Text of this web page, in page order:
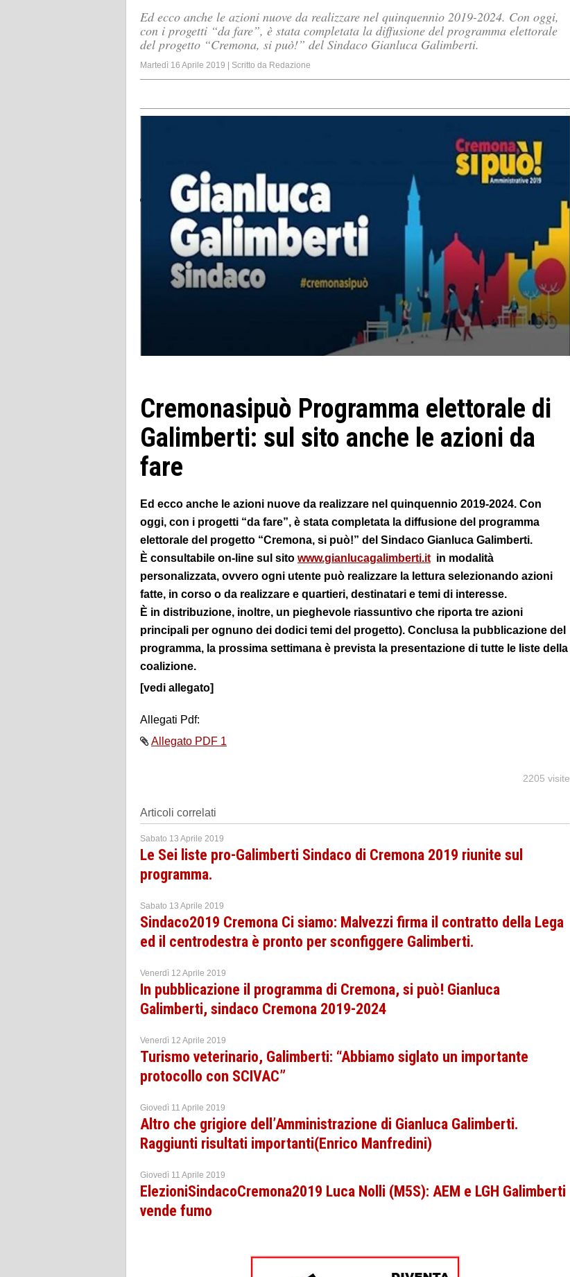
Ed ecco anche le azioni nuove da realizzare nel quinquennio 2019-2024. Con oggi,
con i progetti “da fare”, è stata completata la diffusione del programma elettorale
del progetto “Cremona, si può!” del Sindaco Gianluca Galimberti.
Martedì 16 Aprile 2019 | Scritto da Redazione
Cremonasipuò Programma elettorale di
Galimberti: sul sito anche le azioni da
fare
Ed ecco anche le azioni nuove da realizzare nel quinquennio 2019-2024. Con
oggi, con i progetti “da fare”, è stata completata la diffusione del programma
elettorale del progetto “Cremona, si può!” del Sindaco Gianluca Galimberti.
È consultabile on-line sul sito www.gianlucagalimberti.it in modalità
personalizzata, ovvero ogni utente può realizzare la lettura selezionando azioni
fatte, in corso o da realizzare e quartieri, destinatari e temi di interesse.
È in distribuzione, inoltre, un pieghevole riassuntivo che riporta tre azioni
principali per ognuno dei dodici temi del progetto). Conclusa la pubblicazione del
programma, la prossima settimana è prevista la presentazione di tutte le liste della
coalizione.
[vedi allegato]
Allegati Pdf:
Allegato PDF 1
2205 visite
Articoli correlati
Sabato 13 Aprile 2019
Le Sei liste pro-Galimberti Sindaco di Cremona 2019 riunite sul
programma.
Sabato 13 Aprile 2019
Sindaco2019 Cremona Ci siamo: Malvezzi firma il contratto della Lega
ed il centrodestra è pronto per sconfiggere Galimberti.
Venerdì 12 Aprile 2019
In pubblicazione il programma di Cremona, si può! Gianluca
Galimberti, sindaco Cremona 2019-2024
Venerdì 12 Aprile 2019
Turismo veterinario, Galimberti: “Abbiamo siglato un importante
protocollo con SCIVAC”
Giovedì 11 Aprile 2019
Altro che grigiore dell’Amministrazione di Gianluca Galimberti.
Raggiunti risultati importanti(Enrico Manfredini)
Giovedì 11 Aprile 2019
ElezioniSindacoCremona2019 Luca Nolli (M5S): AEM e LGH Galimberti
vende fumo